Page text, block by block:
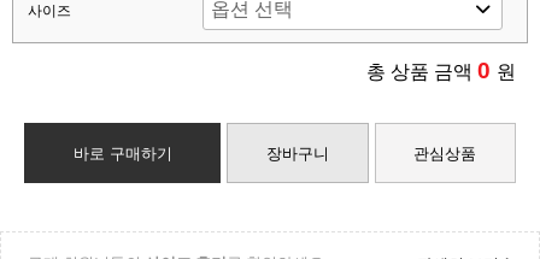
사이즈
총 상품 금액 0 원
바로 구매하기 장바구니 관심상품